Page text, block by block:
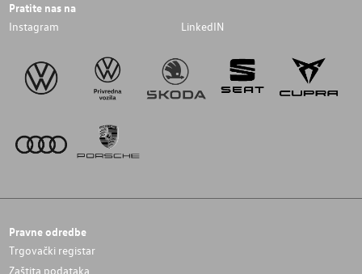
Pratite nas na
Instagram LinkedIN
Pravne odredbe
Trgovački registar
Zaštita podataka